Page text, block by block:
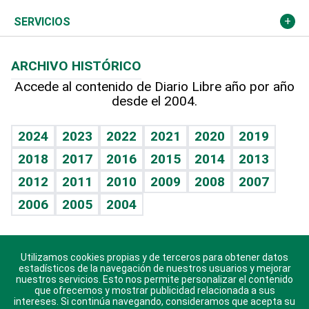
Resto del mundo
Economía personal
Podcast Arte Libre
Hablando con el pediatra
Vida y familia
Eñe
Celebrando la vida
Sin complejos
En pocas palabras
Escuchando al corazón
Economía Personal
Más deportes
Línea de hit
TBT Deportivo
Columnistas
Cambio climático
Opinión
Hecho en casa
Guía del dinero
SERVICIOS
Cumpleaños
Horóscopos
Crucigramas
ARCHIVO HISTÓRICO
Accede al contenido de Diario Libre año por año
desde el 2004.
2024 2023 2022 2021 2020
2019
2018
2017 2016 2015 2014
2013
2012
2011 2010 2009 2008
2007
2006
2005 2004
Descarga nuestras aplicaciones para Android, iOS y
sistema Huawei.
Utilizamos cookies propias y de terceros para obtener datos
estadísticos de la navegación de nuestros usuarios y mejorar
nuestros servicios. Esto nos permite personalizar el contenido
que ofrecemos y mostrar publicidad relacionada a sus
intereses. Si continúa navegando, consideramos que acepta su